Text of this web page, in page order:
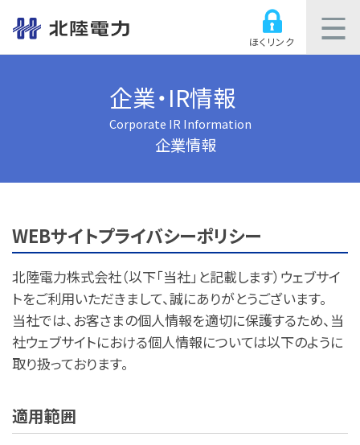
ほくリンク
企業・IR情報
Corporate IR Information
企業情報
WEBサイトプライバシーポリシー
北陸電力株式会社（以下「当社」と記載します）ウェブサイ
トをご利用いただきまして、誠にありがとうございます。
当社では、お客さまの個人情報を適切に保護するため、当
社ウェブサイトにおける個人情報については以下のように
取り扱っております。
適用範囲